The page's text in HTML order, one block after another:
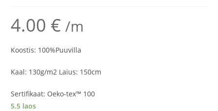
4.00 € /m
Koostis: 100%Puuvilla
Kaal: 130g/m2 Laius: 150cm
Sertifikaat: Oeko-tex™ 100
5.5 laos